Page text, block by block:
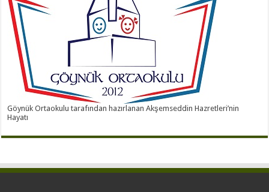
Göynük Ortaokulu tarafından hazırlanan Akşemseddin Hazretleri’nin
Hayatı